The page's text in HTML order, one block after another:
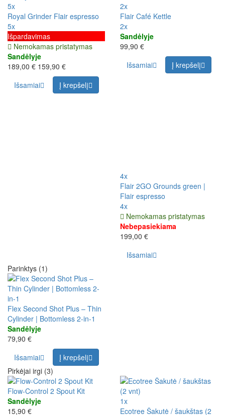
5x
Royal Grinder Flair espresso
5x
Išpardavimas
Nemokamas pristatymas
Sandėlyje
189,00 € 159,90 €
Išsamiai
Į krepšelį
2x
Flair Café Kettle
2x
Sandėlyje
99,90 €
Išsamiai
Į krepšelį
4x
Flair 2GO Grounds green |
Flair espresso
4x
Nemokamas pristatymas
Nebepasiekiama
199,00 €
Išsamiai
Parinktys (1)
Flex Second Shot Plus – Thin
Cylinder | Bottomless 2-in-1
Sandėlyje
79,90 €
Išsamiai
Į krepšelį
Pirkėjai irgi (3)
Flow-Control 2 Spout Kit
Sandėlyje
15,90 €
1x
Ecotree Šakutė / šaukštas (2